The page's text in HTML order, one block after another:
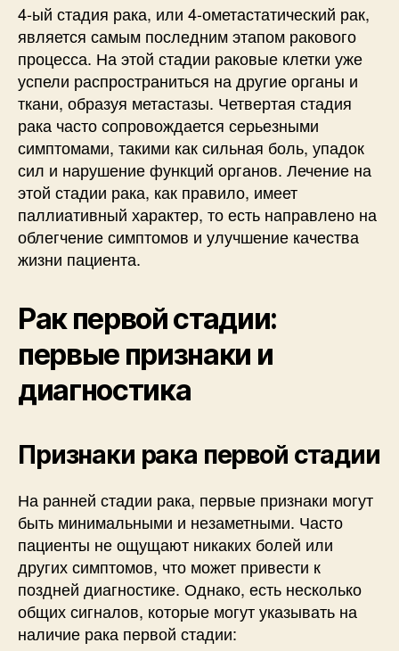
4-ый стадия рака, или 4-ометастатический рак,
является самым последним этапом ракового
процесса. На этой стадии раковые клетки уже
успели распространиться на другие органы и
ткани, образуя метастазы. Четвертая стадия
рака часто сопровождается серьезными
симптомами, такими как сильная боль, упадок
сил и нарушение функций органов. Лечение на
этой стадии рака, как правило, имеет
паллиативный характер, то есть направлено на
облегчение симптомов и улучшение качества
жизни пациента.
Рак первой стадии:
первые признаки и
диагностика
Признаки рака первой стадии
На ранней стадии рака, первые признаки могут
быть минимальными и незаметными. Часто
пациенты не ощущают никаких болей или
других симптомов, что может привести к
поздней диагностике. Однако, есть несколько
общих сигналов, которые могут указывать на
наличие рака первой стадии: